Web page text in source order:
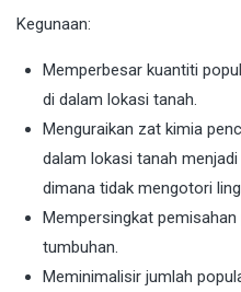
Kegunaan:
Memperbesar kuantiti
di dalam lokasi tanah.
Menguraikan zat kimia
dalam lokasi tanah
dimana tidak mengotori
Mempersingkat
tumbuhan.
Meminimalisir jumlah